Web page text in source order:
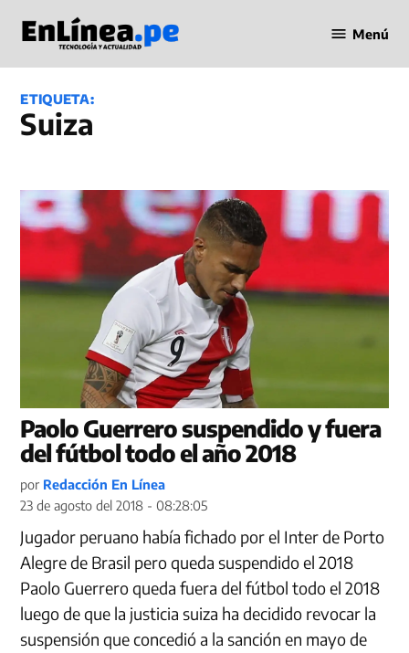
contenido
en Línea
Menú
ETIQUETA:
Suiza
Paolo Guerrero suspendido y fuera
del fútbol todo el año 2018
por Redacción En Línea
23 de agosto del 2018 - 08:28:05
Jugador peruano había fichado por el Inter de Porto
Alegre de Brasil pero queda suspendido el 2018
Paolo Guerrero queda fuera del fútbol todo el 2018
luego de que la justicia suiza ha decidido revocar la
suspensión que concedió a la sanción en mayo de